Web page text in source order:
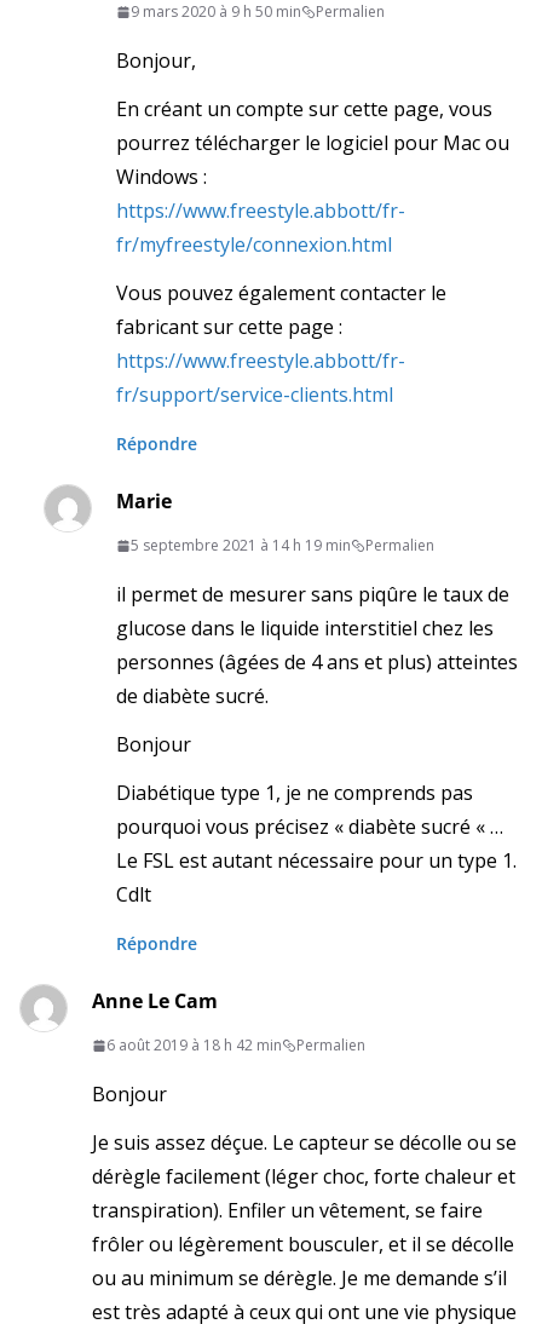
9 mars 2020 à 9 h 50 min Permalien
Bonjour,
En créant un compte sur cette page, vous
pourrez télécharger le logiciel pour Mac ou
Windows :
https://www.freestyle.abbott/fr-
fr/myfreestyle/connexion.html
Vous pouvez également contacter le
fabricant sur cette page :
https://www.freestyle.abbott/fr-
fr/support/service-clients.html
Répondre
Marie
5 septembre 2021 à 14 h 19 min Permalien
il permet de mesurer sans piqûre le taux de
glucose dans le liquide interstitiel chez les
personnes (âgées de 4 ans et plus) atteintes
de diabète sucré.
Bonjour
Diabétique type 1, je ne comprends pas
pourquoi vous précisez « diabète sucré « …
Le FSL est autant nécessaire pour un type 1.
Cdlt
Répondre
Anne Le Cam
6 août 2019 à 18 h 42 min Permalien
Bonjour
Je suis assez déçue. Le capteur se décolle ou se
dérègle facilement (léger choc, forte chaleur et
transpiration). Enfiler un vêtement, se faire
frôler ou légèrement bousculer, et il se décolle
ou au minimum se dérègle. Je me demande s’il
est très adapté à ceux qui ont une vie physique